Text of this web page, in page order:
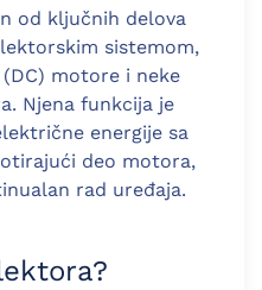
od ključnih delova
sistemom,
motore i neke
Njena funkcija je
energije sa
deo motora,
rad uređaja.